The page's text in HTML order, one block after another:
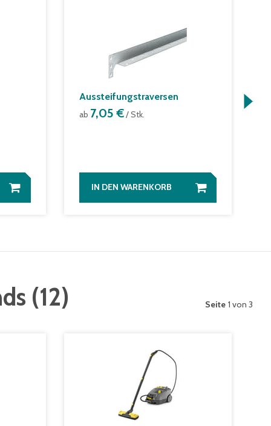
Aussteifungstraversen
ab 7,05 €/ Stk.
IN DEN WARENKORB
(12) Seite 1 von 3